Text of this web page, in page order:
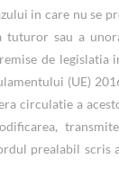
in care nu se
sau a
de legislatia
(UE)
circulatie a
prealabil scris